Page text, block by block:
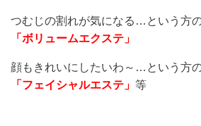
つむじの割れが気になる…という方
「ボリュームエクステ」
顔もきれいにしたいわ～…という方
「フェイシャルエステ」 等